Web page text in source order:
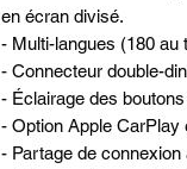
en écran divisé.
- Multi-langues (180 au
- Connecteur double-
- Éclairage des
- Option Apple CarPlay
- Partage de